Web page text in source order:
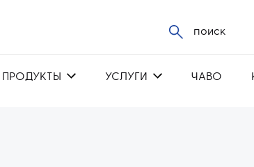
поиск
ПРОДУКТЫ УСЛУГИ ЧАВО